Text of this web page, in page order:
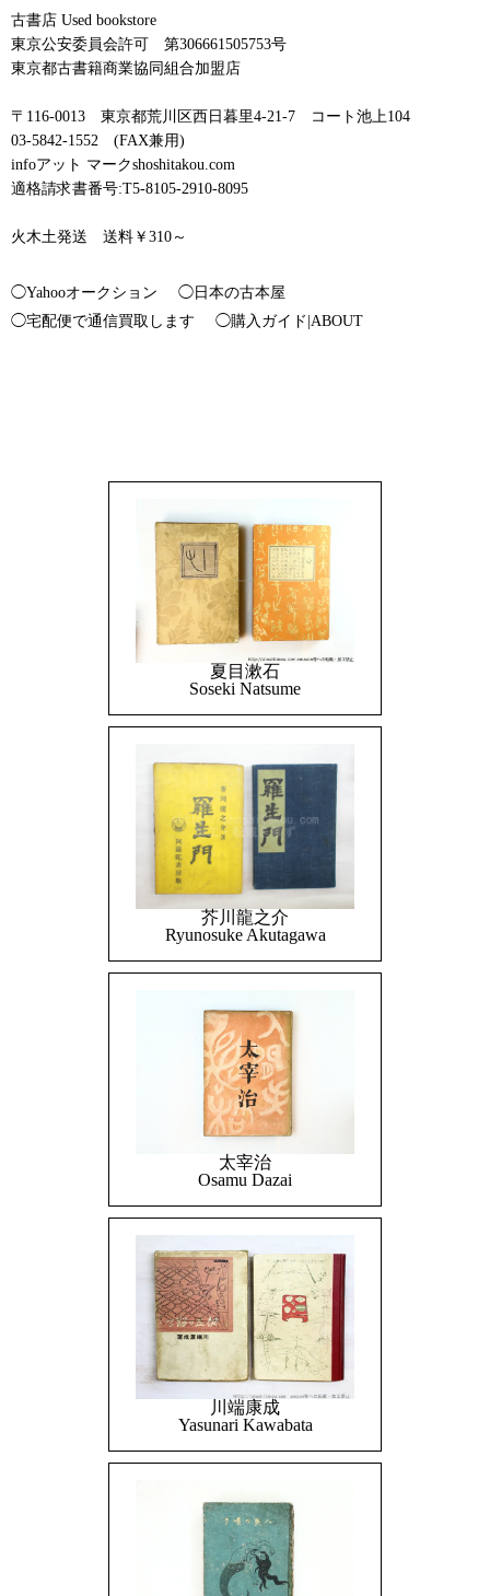
古書店 Used bookstore
東京公安委員会許可 第306661505753号
東京都古書籍商業協同組合加盟店
〒116-0013 東京都荒川区西日暮里4-21-7 コート池上104
03-5842-1552 (FAX兼用)
infoアット マークshoshitakou.com
適格請求書番号:T5-8105-2910-8095
火木土発送 送料￥310～
◯Yahooオークション
◯日本の古本屋
◯宅配便で通信買取します
◯購入ガイド|ABOUT
夏目漱石
Soseki Natsume
芥川龍之介
Ryunosuke Akutagawa
太宰治
Osamu Dazai
川端康成
Yasunari Kawabata